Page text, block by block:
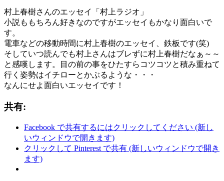
村上春樹さんのエッセイ「村上ラジオ」
小説ももちろん好きなのですがエッセイもかなり面白いで
す。
電車などの移動時間に村上春樹のエッセイ、鉄板です(笑)
そしていつ読んでも村上さんはブレずに村上春樹だなぁ～～
と感嘆します。目の前の事をひたすらコツコツと積み重ねて
行く姿勢はイチローとかぶるような・・・
なんにせよ面白いエッセイです！
共有:
Facebook で共有するにはクリックしてください (新し
いウィンドウで開きます)
クリックして Pinterest で共有 (新しいウィンドウで開き
ます)